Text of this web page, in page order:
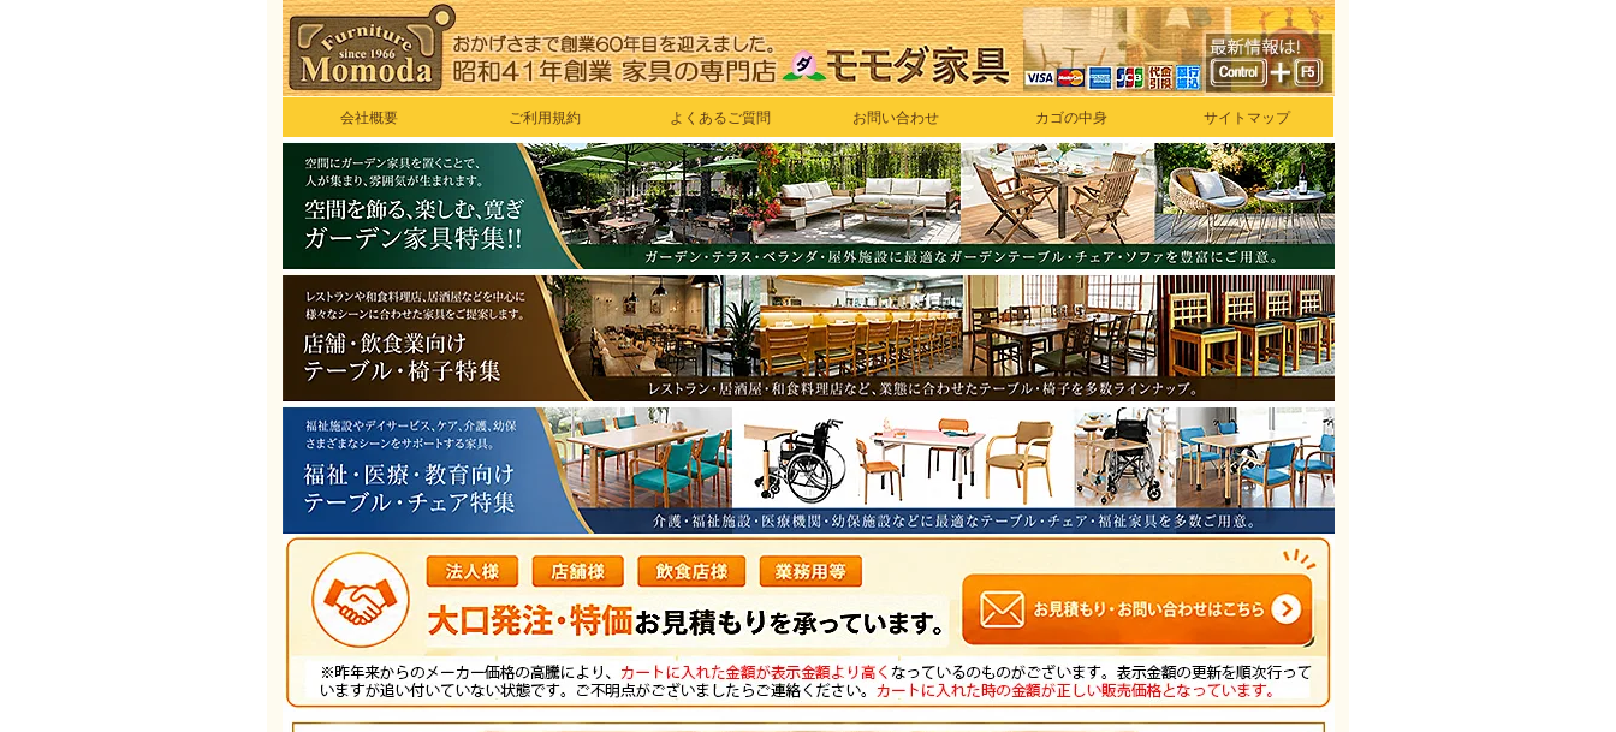
会社概要 ご利用規約 よくあるご質問 お問い合わせ カゴの中身 サイトマップ